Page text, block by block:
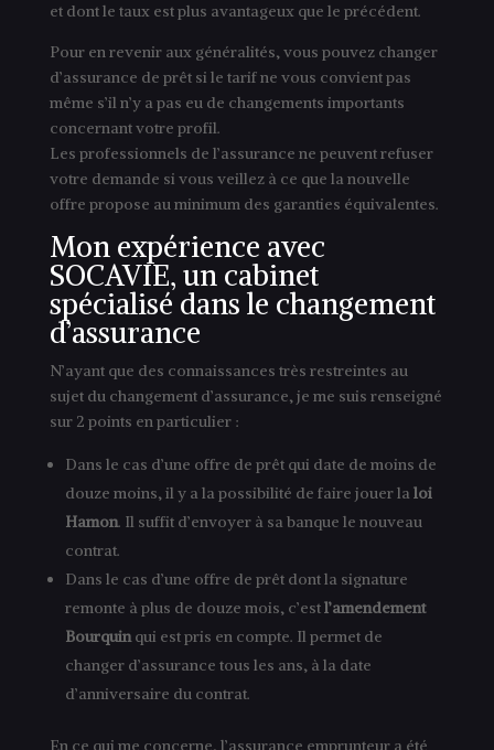
et dont le taux est plus avantageux que le précédent.
Pour en revenir aux généralités, vous pouvez changer
d’assurance de prêt si le tarif ne vous convient pas
même s’il n’y a pas eu de changements importants
concernant votre profil.
Les professionnels de l’assurance ne peuvent refuser
votre demande si vous veillez à ce que la nouvelle
offre propose au minimum des garanties équivalentes.
Mon expérience avec
SOCAVIE, un cabinet
spécialisé dans le changement
d’assurance
N’ayant que des connaissances très restreintes au
sujet du changement d’assurance, je me suis renseigné
sur 2 points en particulier :
Dans le cas d’une offre de prêt qui date de moins de
douze moins, il y a la possibilité de faire jouer la loi
Hamon. Il suffit d’envoyer à sa banque le nouveau
contrat.
Dans le cas d’une offre de prêt dont la signature
remonte à plus de douze mois, c’estl’amendement
Bourquinqui est pris en compte. Il permet de
changer d’assurance tous les ans, à la date
d’anniversaire du contrat.
En ce qui me concerne, l’assurance emprunteur a été